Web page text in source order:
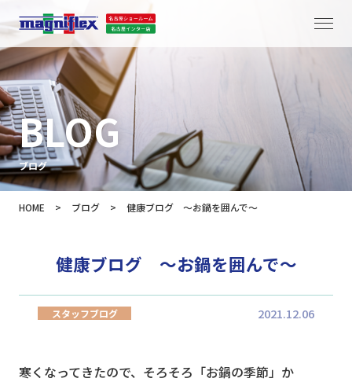
BLOG
ブログ
HOME > ブログ > 健康ブログ ～お鍋を囲んで～
健康ブログ ～お鍋を囲んで～
スタッフブログ 2021.12.06
寒くなってきたので、そろそろ「お鍋の季節」か